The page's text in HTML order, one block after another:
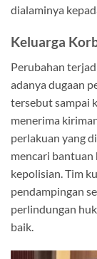
dialaminya
Keluarga
Perubahan
adanya dugaan
tersebut sampai
menerima
perlakuan yang
mencari bantuan
kepolisian. Tim
pendampingan
perlindungan
baik.